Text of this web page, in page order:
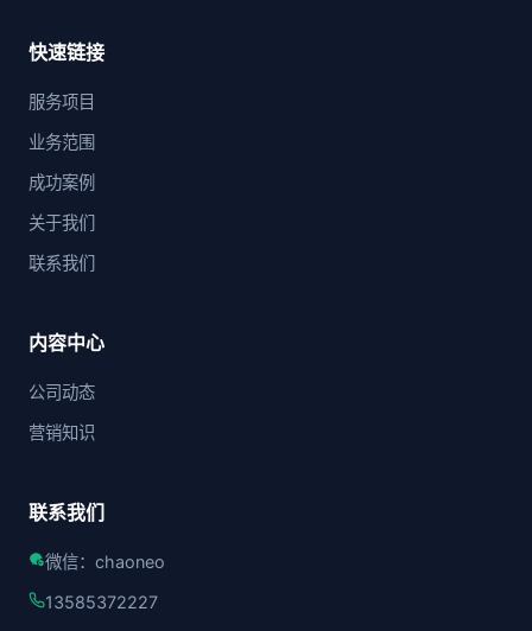
快速链接
服务项目
业务范围
成功案例
关于我们
联系我们
内容中心
公司动态
营销知识
联系我们
微信：chaoneo
13585372227